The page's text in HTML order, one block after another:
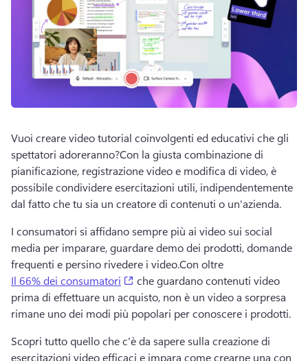
Vuoi creare video tutorial coinvolgenti ed educativi che gli
spettatori adoreranno?Con la giusta combinazione di
pianificazione, registrazione video e modifica di video, è
possibile condividere esercitazioni utili, indipendentemente
dal fatto che tu sia un creatore di contenuti o un'azienda.
I consumatori si affidano sempre più ai video sui social
media per imparare, guardare demo dei prodotti, domande
frequenti e persino rivedere i video.Con oltre
Il 66% dei consumatori
(opens in a new tab)
che guardano contenuti video
prima di effettuare un acquisto, non è un video a sorpresa
rimane uno dei modi più popolari per conoscere i prodotti.
Scopri tutto quello che c'è da sapere sulla creazione di
esercitazioni video efficaci e impara come crearne una con